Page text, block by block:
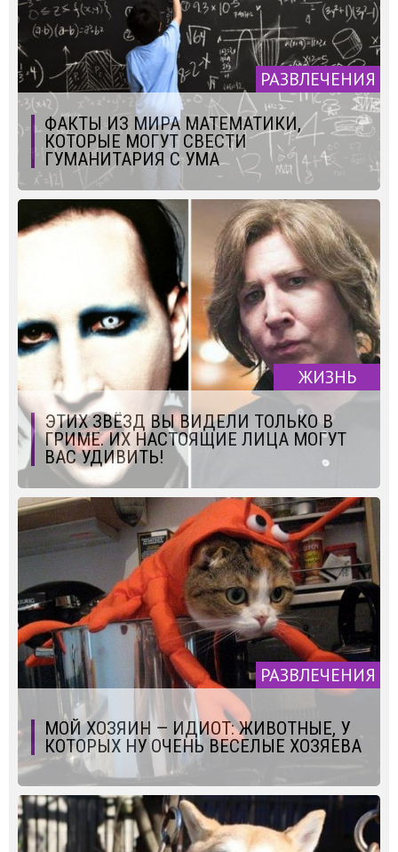
РАЗВЛЕЧЕНИЯ
ФАКТЫ ИЗ МИРА МАТЕМАТИКИ,
КОТОРЫЕ МОГУТ СВЕСТИ
ГУМАНИТАРИЯ С УМА
ЖИЗНЬ
ЭТИХ ЗВЁЗД ВЫ ВИДЕЛИ ТОЛЬКО В
ГРИМЕ. ИХ НАСТОЯЩИЕ ЛИЦА МОГУТ
ВАС УДИВИТЬ!
РАЗВЛЕЧЕНИЯ
МОЙ ХОЗЯИН — ИДИОТ: ЖИВОТНЫЕ, У
КОТОРЫХ НУ ОЧЕНЬ ВЕСЕЛЫЕ ХОЗЯЕВА